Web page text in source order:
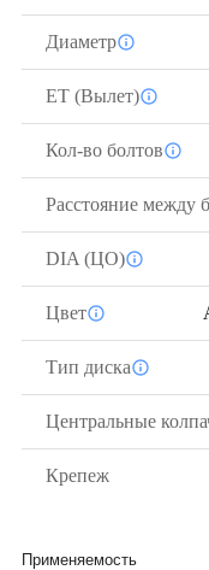
Диаметр
ЕТ (Вылет)
Кол-во болтов
Расстояние между
DIA (ЦО)
Цвет
Тип диска
Центральные
Крепеж
Применяемость